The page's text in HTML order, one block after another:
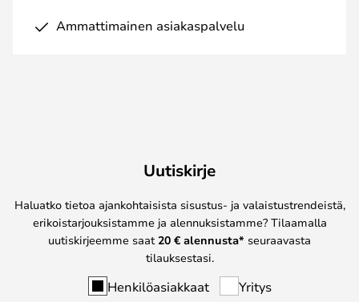
Ammattimainen asiakaspalvelu
Uutiskirje
Haluatko tietoa ajankohtaisista sisustus- ja valaistustrendeistä,
erikoistarjouksistamme ja alennuksistamme? Tilaamalla
uutiskirjeemme saat 20 € alennusta* seuraavasta
tilauksestasi.
Henkilöasiakkaat Yritys